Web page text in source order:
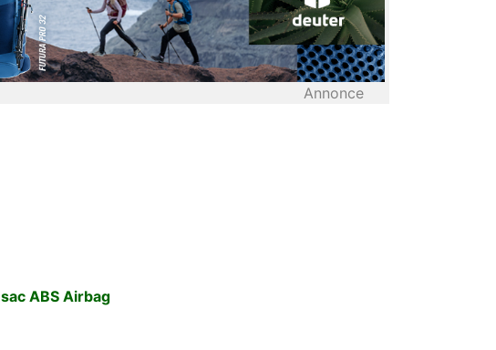
Annonce
sac ABS Airbag